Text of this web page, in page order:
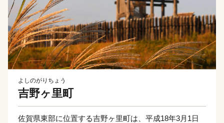
よしのがりちょう
吉野ヶ里町
佐賀県東部に位置する吉野ヶ里町は、平成18年3月1日